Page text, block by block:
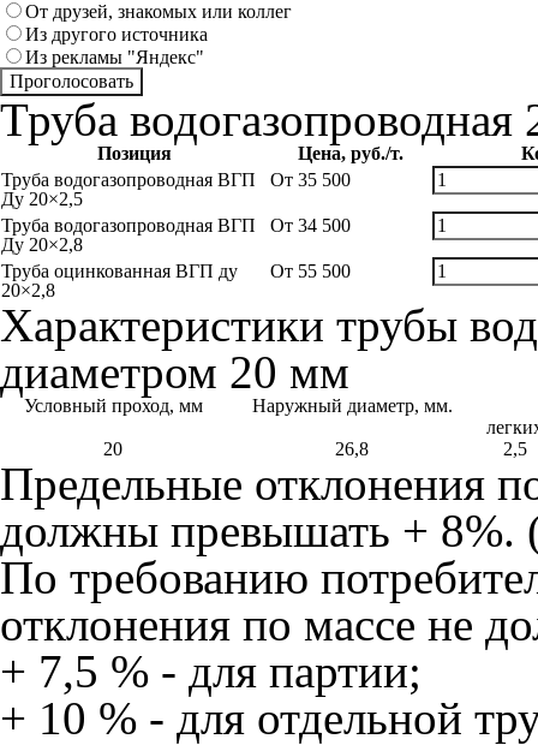
От друзей, знакомых или коллег
Из другого источника
Из рекламы "Яндекс"
Труба
Позиция Цена, руб./т.
Труба водогазопроводная ВГП
Ду 20×2,5
От 35 500
Труба водогазопроводная ВГП
Ду 20×2,8
От 34 500
Труба оцинкованная ВГП ду
20×2,8
От 55 500
Характеристики трубы
диаметром 20 мм
Условный проход, мм
Наружный диаметр, мм.
20
26,8 2,5
Предельные отклонения
должны превышать +
По требованию
отклонения по массе не
+ 7,5 % - для партии;
+ 10 % - для отдельной